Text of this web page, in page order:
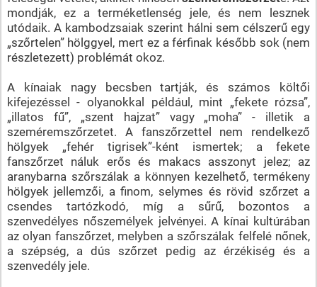
mondják, ez a terméketlenség jele, és nem lesznek
utódaik. A kambodzsaiak szerint hálni sem célszerű egy
„szőrtelen” hölggyel, mert ez a férfinak később sok (nem
részletezett) problémát okoz.
A kínaiak nagy becsben tartják, és számos költői
kifejezéssel - olyanokkal például, mint „fekete rózsa”,
„illatos fű”, „szent hajzat” vagy „moha” - illetik a
szeméremszőrzetet. A fanszőrzettel nem rendelkező
hölgyek „fehér tigrisek”-ként ismertek; a fekete
fanszőrzet náluk erős és makacs asszonyt jelez; az
aranybarna szőrszálak a könnyen kezelhető, termékeny
hölgyek jellemzői, a finom, selymes és rövid szőrzet a
csendes tartózkodó, míg a sűrű, bozontos a
szenvedélyes nőszemélyek jelvényei. A kínai kultúrában
az olyan fanszőrzet, melyben a szőrszálak felfelé nőnek,
a szépség, a dús szőrzet pedig az érzékiség és a
szenvedély jele.